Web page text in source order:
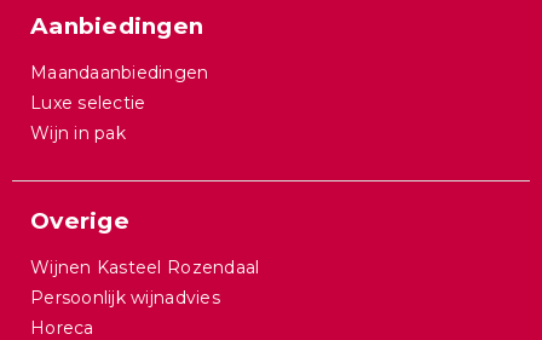
Aanbiedingen
Maandaanbiedingen
Luxe selectie
Wijn in pak
Overige
Wijnen Kasteel Rozendaal
Persoonlijk wijnadvies
Horeca